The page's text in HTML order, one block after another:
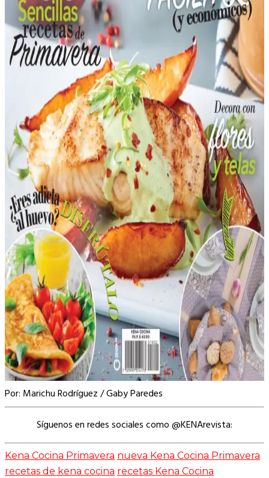
Por: Marichu Rodríguez / Gaby Paredes
Síguenos en redes sociales como @KENArevista:
Kena Cocina Primavera nueva Kena Cocina Primavera
recetas de kena cocina recetas Kena Cocina